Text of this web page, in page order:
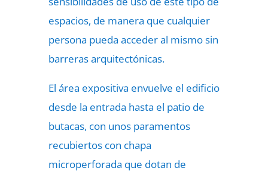
espacios, de manera que cualquier
persona pueda acceder al mismo sin
barreras arquitectónicas.
El área expositiva envuelve el edificio
desde la entrada hasta el patio de
butacas, con unos paramentos
recubiertos con chapa
microperforada que dotan de